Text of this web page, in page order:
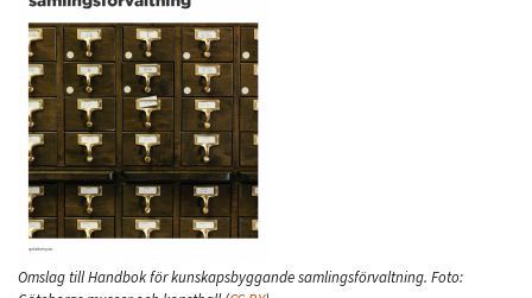
Omslag till Handbok för kunskapsbyggande samlingsförvaltning. Foto: